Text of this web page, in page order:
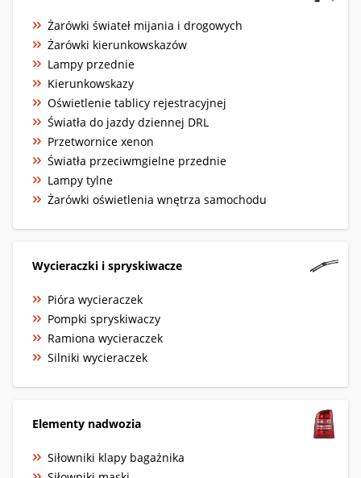
Żarówki świateł mijania i drogowych
Żarówki kierunkowskazów
Lampy przednie
Kierunkowskazy
Oświetlenie tablicy rejestracyjnej
Światła do jazdy dziennej DRL
Przetwornice xenon
Światła przeciwmgielne przednie
Lampy tylne
Żarówki oświetlenia wnętrza samochodu
Wycieraczki i spryskiwacze
Pióra wycieraczek
Pompki spryskiwaczy
Ramiona wycieraczek
Silniki wycieraczek
Elementy nadwozia
Siłowniki klapy bagażnika